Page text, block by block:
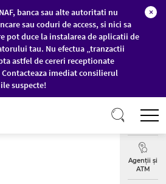
banca sau alte autoritati nu
sau coduri de access, si nici sa
pot duce la instalarea de aplicatii de
tau. Nu efectua „tranzactii
astfel de cereri receptionate
imediat consilierul
suspecte!
×
Curs
Agenții și
ATM